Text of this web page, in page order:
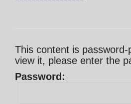
This content is password-
view it, please enter the
Password: